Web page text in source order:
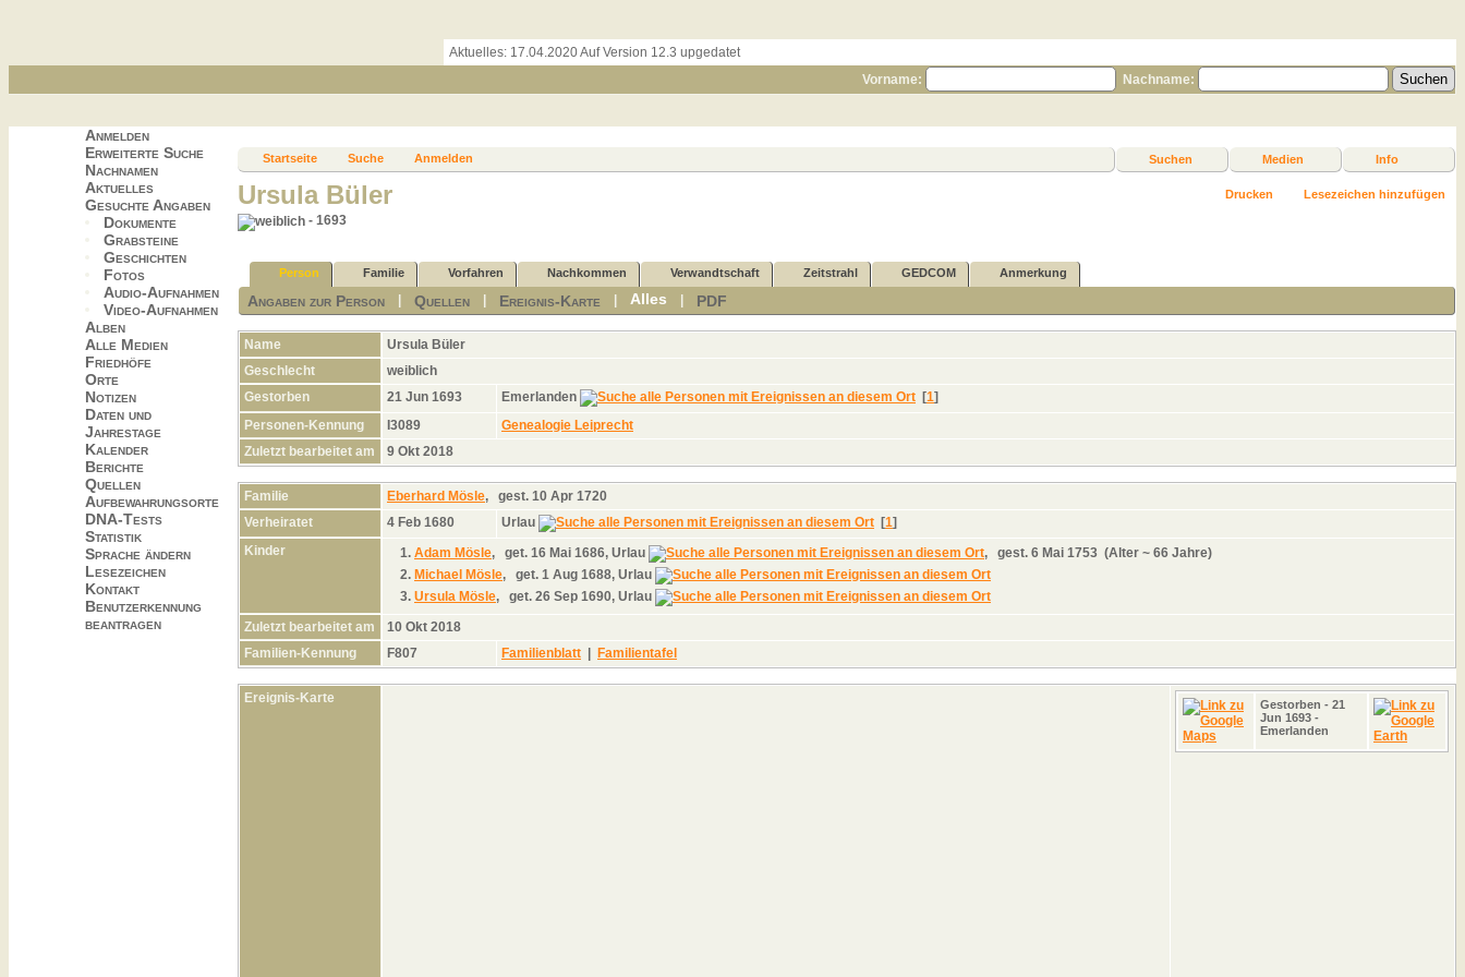
Aktuelles: 17.04.2020 Auf Version 12.3 upgedatet
Vorname:
Nachname:
Anmelden
Erweiterte Suche
Nachnamen
Aktuelles
Gesuchte Angaben
Dokumente
Grabsteine
Geschichten
Fotos
Audio-Aufnahmen
Video-Aufnahmen
Alben
Alle Medien
Friedhöfe
Orte
Notizen
Daten und
Jahrestage
Kalender
Berichte
Quellen
Aufbewahrungsorte
DNA-Tests
Statistik
Sprache ändern
Lesezeichen
Kontakt
Benutzerkennung
beantragen
Startseite Suche Anmelden Suchen Medien Info
Drucken Lesezeichen hinzufügen
Ursula Büler
- 1693
Person Familie Vorfahren Nachkommen Verwandtschaft Zeitstrahl GEDCOM Anmerkung
Angaben zur Person |Quellen Ereignis-Karte |Alles PDF
Name Ursula Büler
Geschlecht
weiblich
Gestorben
21 Jun 1693 Emerlanden [1]
Personen-Kennung
I3089
Genealogie Leiprecht
Zuletzt bearbeitet am
9 Okt 2018
Familie Eberhard Mösle, gest. 10 Apr 1720
Verheiratet
4 Feb 1680 Urlau [1]
Kinder
1. Adam Mösle, get. 16 Mai 1686, Urlau , gest. 6 Mai 1753 (Alter ~ 66 Jahre)
2. Michael Mösle, get. 1 Aug 1688, Urlau
3. Ursula Mösle, get. 26 Sep 1690, Urlau
Zuletzt bearbeitet am
10 Okt 2018
Familien-Kennung
F807 Familienblatt | Familientafel
Ereignis-Karte Gestorben - 21
Jun 1693 -
Emerlanden